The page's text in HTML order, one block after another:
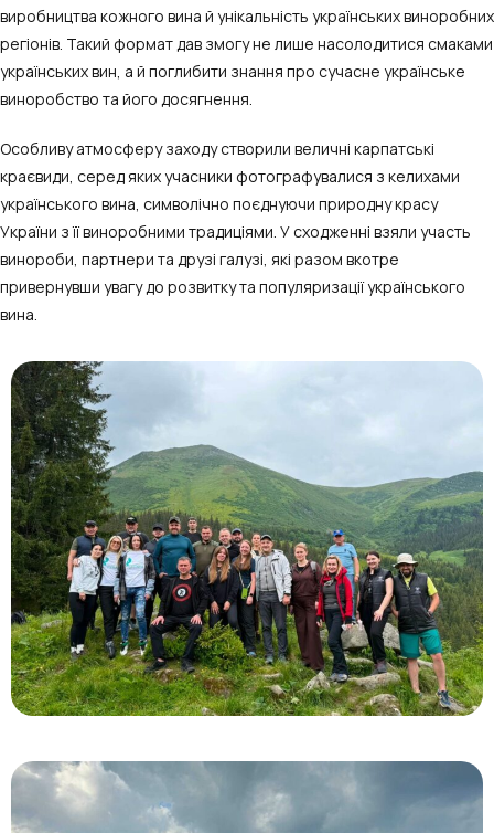
виробництва кожного вина й унікальність українських виноробних
регіонів. Такий формат дав змогу не лише насолодитися смаками
українських вин, а й поглибити знання про сучасне українське
виноробство та його досягнення.
Особливу атмосферу заходу створили величні карпатські
краєвиди, серед яких учасники фотографувалися з келихами
українського вина, символічно поєднуючи природну красу
України з її виноробними традиціями. У сходженні взяли участь
винороби, партнери та друзі галузі, які разом вкотре
привернувши увагу до розвитку та популяризації українського
вина.